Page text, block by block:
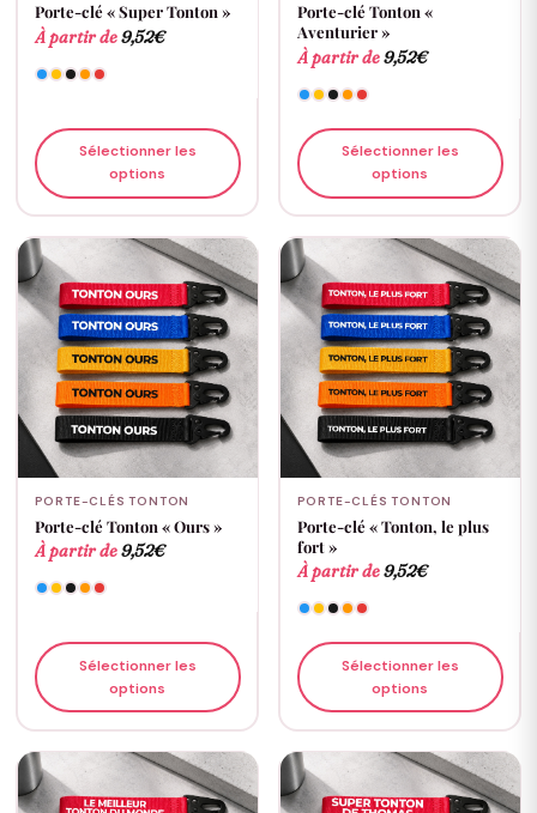
Porte-clé « Super Tonton »
À partir de9,52€
Sélectionner les
options
Porte-clé Tonton «
Aventurier »
À partir de9,52€
Sélectionner les
options
PORTE-CLÉS TONTON
Porte-clé Tonton « Ours »
À partir de9,52€
Sélectionner les
options
PORTE-CLÉS TONTON
Porte-clé « Tonton, le plus
fort »
À partir de9,52€
Sélectionner les
options